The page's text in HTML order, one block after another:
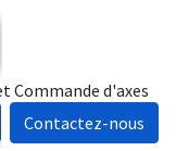
Commande d'axes
Contactez-nous